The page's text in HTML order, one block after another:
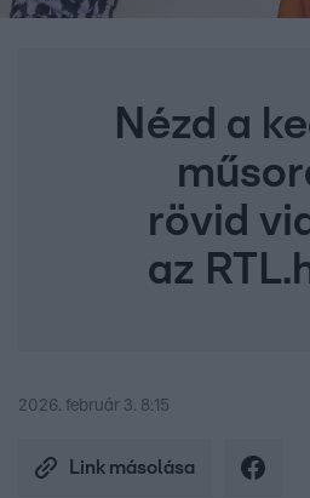
Nézd a
rövid
az
2026. február 3. 8:15
Link másolása